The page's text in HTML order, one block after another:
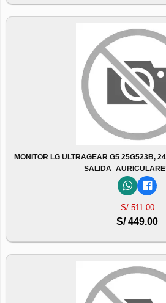
MONITOR LG ULTRAGEAR G5 25G523B,
S/ 511.00
S/ 449.00